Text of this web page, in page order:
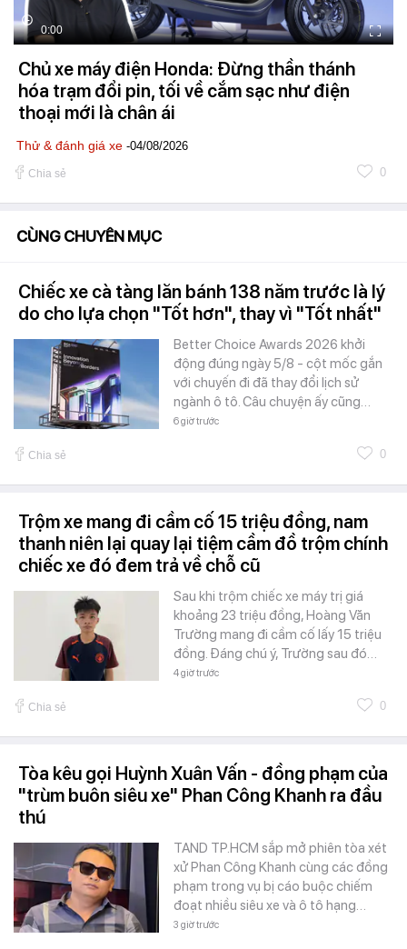
0:00
Chủ xe máy điện Honda: Đừng thần thánh
hóa trạm đổi pin, tối về cắm sạc như điện
thoại mới là chân ái
Thử & đánh giá xe -04/08/2026
Chia sẻ 0
CÙNG CHUYÊN MỤC
Chiếc xe cà tàng lăn bánh 138 năm trước là lý
do cho lựa chọn "Tốt hơn", thay vì "Tốt nhất"
Better Choice Awards 2026 khởi
động đúng ngày 5/8 - cột mốc gắn
với chuyến đi đã thay đổi lịch sử
ngành ô tô. Câu chuyện ấy cũng…
6 giờ trước
Chia sẻ 0
Trộm xe mang đi cầm cố 15 triệu đồng, nam
thanh niên lại quay lại tiệm cầm đồ trộm chính
chiếc xe đó đem trả về chỗ cũ
Sau khi trộm chiếc xe máy trị giá
khoảng 23 triệu đồng, Hoàng Văn
Trường mang đi cầm cố lấy 15 triệu
đồng. Đáng chú ý, Trường sau đó…
4 giờ trước
Chia sẻ 0
Tòa kêu gọi Huỳnh Xuân Vấn - đồng phạm của
"trùm buôn siêu xe" Phan Công Khanh ra đầu
thú
TAND TP.HCM sắp mở phiên tòa xét
xử Phan Công Khanh cùng các đồng
phạm trong vụ bị cáo buộc chiếm
đoạt nhiều siêu xe và ô tô hạng…
3 giờ trước